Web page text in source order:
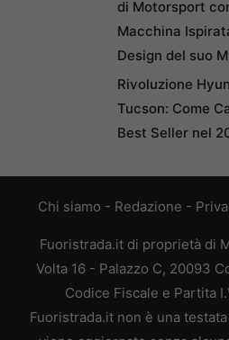
di Motorsport
Macchina
Design del suo
Rivoluzione
Tucson: Come
Best Seller nel
Chi siamo - Redazione -
Fuoristrada.it di proprietà di
Volta 16 - Palazzo C, 20093
Codice Fiscale e Partita
Fuoristrada.it non è una